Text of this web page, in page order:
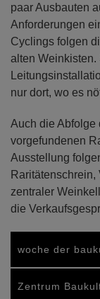
paar Ausbauten
Anforderungen
Cyclings folgen
alten
nur dort, wo es
Auch die Abfolge
vorgefundenen
Ausstellung
zentraler
die
woche der
Zentrum